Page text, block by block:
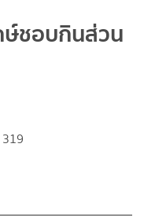
ษ์ชอบกินส่วน
319